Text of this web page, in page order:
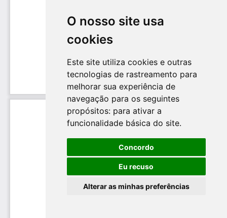
O nosso site usa
cookies
Este site utiliza cookies e outras
tecnologias de rastreamento para
melhorar sua experiência de
navegação para os seguintes
propósitos: para ativar a
funcionalidade básica do site.
Concordo
Eu recuso
Alterar as minhas preferências